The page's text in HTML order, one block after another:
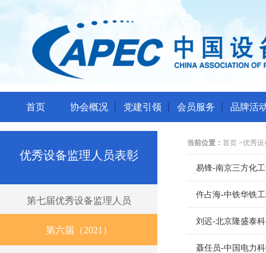
首页 协会概况 党建引领 会员服务 品牌活
优秀设备监理人员表彰
第七届优秀设备监理人员
第六届（2021）
当前位置： 首页 >优秀设
易锋-南京三方化
仵占海-中铁华铁
刘迟-北京隆盛泰
聂任员-中国电力